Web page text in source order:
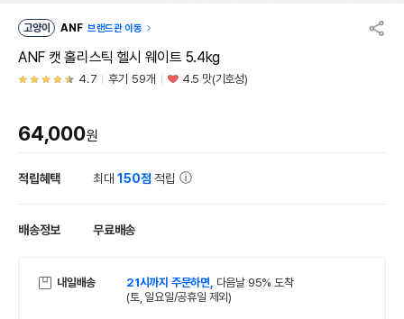
고양이 ANF 브랜드관 이동
ANF 캣 홀리스틱 헬시 웨이트 5.4kg
4.7 후기 59개 4.5 맛(기호성)
64,000원
적립혜택 최대150점 적립
배송정보 무료배송
내일배송 21시까지 주문하면, 다음날 95% 도착
(토, 일요일/공휴일 제외)